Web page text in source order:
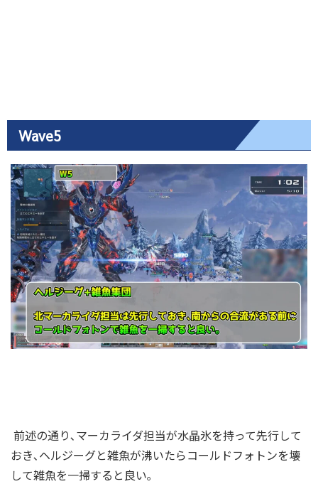
Wave5
前述の通り､マーカライダ担当が水晶氷を持って先行して
おき､ヘルジーグと雑魚が沸いたらコールドフォトンを壊
して雑魚を一掃すると良い｡